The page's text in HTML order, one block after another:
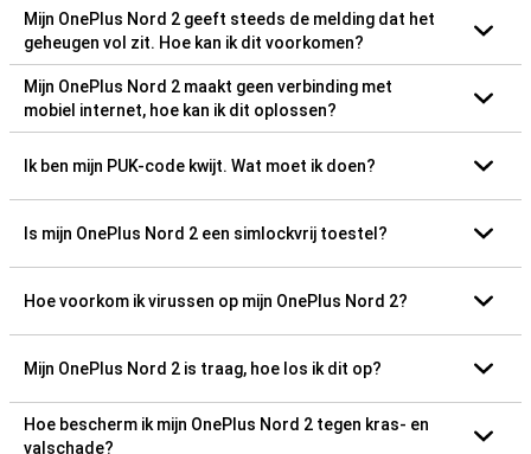
Mijn OnePlus Nord 2 geeft steeds de melding dat het
geheugen vol zit. Hoe kan ik dit voorkomen?
Mijn OnePlus Nord 2 maakt geen verbinding met
mobiel internet, hoe kan ik dit oplossen?
Ik ben mijn PUK-code kwijt. Wat moet ik doen?
Is mijn OnePlus Nord 2 een simlockvrij toestel?
Hoe voorkom ik virussen op mijn OnePlus Nord 2?
Mijn OnePlus Nord 2 is traag, hoe los ik dit op?
Hoe bescherm ik mijn OnePlus Nord 2 tegen kras- en
valschade?